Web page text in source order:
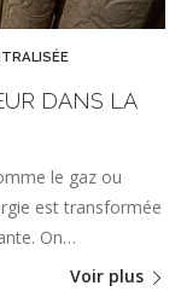
DANS LA
le gaz ou
est transformée
On…
Voir plus